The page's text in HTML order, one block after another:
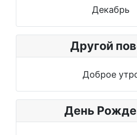
Декабрь
Другой
Доброе
День